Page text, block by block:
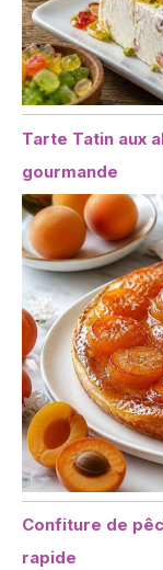
Tarte Tatin aux
gourmande
Confiture de
rapide